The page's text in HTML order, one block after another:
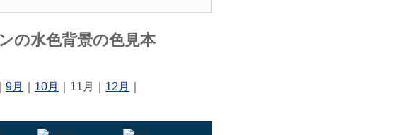
の水色背景の色見本
9月 10月 ｜11月｜ 12月